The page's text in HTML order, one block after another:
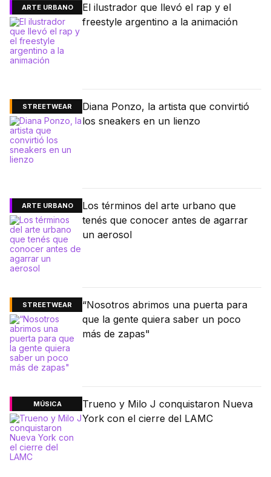
ARTE URBANO
El ilustrador que llevó el rap y el
freestyle argentino a la animación
STREETWEAR
Diana Ponzo, la artista que convirtió
los sneakers en un lienzo
ARTE URBANO
Los términos del arte urbano que
tenés que conocer antes de agarrar
un aerosol
STREETWEAR
“Nosotros abrimos una puerta para
que la gente quiera saber un poco
más de zapas"
MÚSICA
Trueno y Milo J conquistaron Nueva
York con el cierre del LAMC